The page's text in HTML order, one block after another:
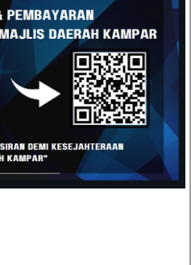
asas Negeri Perak
https://www.data.gov.my
klik di sini